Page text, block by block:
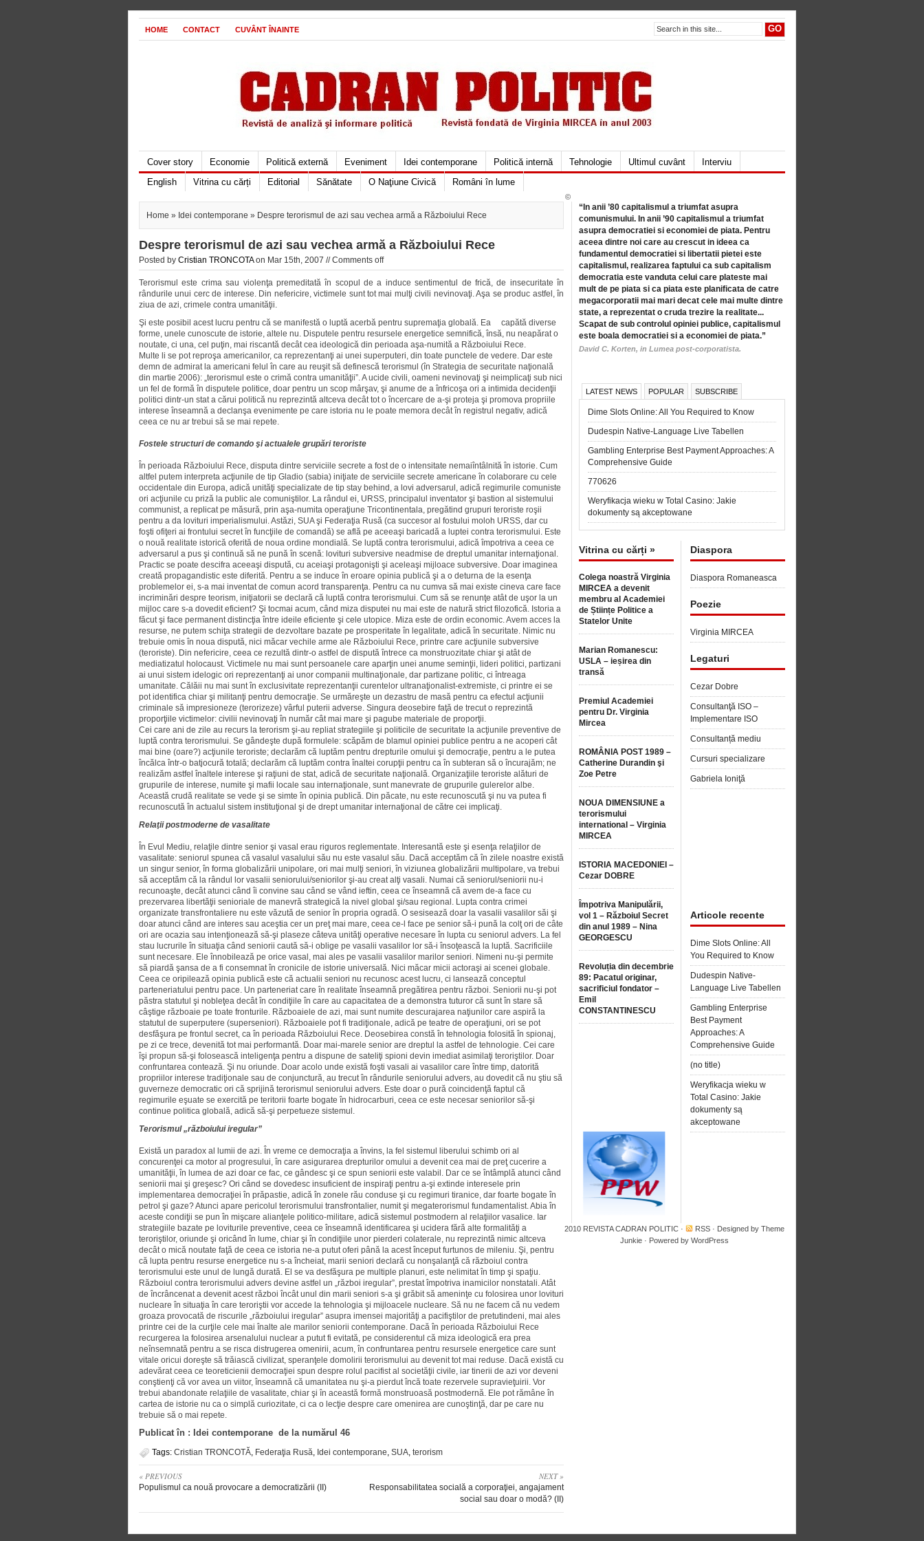
HOME CONTACT CUVÂNT ÎNAINTE
Cover story Economie Politică externă Eveniment Idei contemporane Politică internă Tehnologie Ultimul cuvânt
Interviu
English
Vitrina cu cărți Editorial Sănătate O Naţiune Civică Români în lume
Home » Idei contemporane » Despre terorismul de azi sau vechea armă a Războiului Rece
Despre terorismul de azi sau vechea armă a Războiului Rece
Posted by Cristian TRONCOTAon Mar 15th, 2007 //Comments off
Terorismul este crima sau violenţa premeditată în scopul de a induce sentimentul de frică, de insecuritate în
rândurile unui cerc de interese. Din nefericire, victimele sunt tot mai mulţi civili nevinovaţi. Aşa se produc astfel, în
ziua de azi, crimele contra umanităţii.
Şi este posibil acest lucru pentru că se manifestă o luptă acerbă pentru supremaţia globală. Ea capătă diverse
forme, unele cunoscute de istorie, altele nu. Disputele pentru resursele energetice semnifică, însă, nu neapărat o
noutate, ci una, cel puţin, mai riscantă decât cea ideologică din perioada aşa-numită a Războiului Rece.
Multe li se pot reproşa americanilor, ca reprezentanţi ai unei superputeri, din toate punctele de vedere. Dar este
demn de admirat la americani felul în care au reuşit să definescă terorismul (în Strategia de securitate naţională
din martie 2006): „terorismul este o crimă contra umanităţii”. A ucide civili, oameni nevinovaţi şi neimplicaţi sub nici
un fel de formă în disputele politice, doar pentru un scop mârşav, şi anume de a înfricoşa ori a intimida decidenţii
politici dintr-un stat a cărui politică nu reprezintă altceva decât tot o încercare de a-şi proteja şi promova propriile
interese înseamnă a declanşa evenimente pe care istoria nu le poate memora decât în registrul negativ, adică
ceea ce nu ar trebui să se mai repete.
Fostele structuri de comando şi actualele grupări teroriste
În perioada Războiului Rece, disputa dintre serviciile secrete a fost de o intensitate nemaiîntâlnită în istorie. Cum
altfel putem interpreta acţiunile de tip Gladio (sabia) iniţiate de serviciile secrete americane în colaborare cu cele
occidentale din Europa, adică unităţi specializate de tip stay behind, a lovi adversarul, adică regimurile comuniste
ori acţiunile cu priză la public ale comuniştilor. La rândul ei, URSS, principalul inventator şi bastion al sistemului
communist, a replicat pe măsură, prin aşa-numita operaţiune Tricontinentala, pregătind grupuri teroriste roşii
pentru a da lovituri imperialismului. Astăzi, SUA şi Federaţia Rusă (ca succesor al fostului moloh URSS, dar cu
foşti ofiţeri ai frontului secret în funcţiile de comandă) se află pe aceeaşi baricadă a luptei contra terorismului. Este
o nouă realitate istorică oferită de noua ordine mondială. Se luptă contra terorismului, adică împotriva a ceea ce
adversarul a pus şi continuă să ne pună în scenă: lovituri subversive neadmise de dreptul umanitar internaţional.
Practic se poate descifra aceeaşi dispută, cu aceiaşi protagonişti şi aceleaşi mijloace subversive. Doar imaginea
creată propagandistic este diferită. Pentru a se induce în eroare opinia publică şi a o deturna de la esenţa
problemelor ei, s-a mai inventat de comun acord transparenţa. Pentru ca nu cumva să mai existe cineva care face
incriminări despre teorism, iniţiatorii se declară că luptă contra terorismului. Cum să se renunţe atât de uşor la un
mijloc care s-a dovedit eficient? Şi tocmai acum, când miza disputei nu mai este de natură strict filozofică. Istoria a
făcut şi face permanent distincţia între ideile eficiente şi cele utopice. Miza este de ordin economic. Avem acces la
resurse, ne putem schiţa strategii de dezvoltare bazate pe prosperitate în legalitate, adică în securitate. Nimic nu
trebuie omis în noua dispută, nici măcar vechile arme ale Războiului Rece, printre care acţiunile subversive
(teroriste). Din nefericire, ceea ce rezultă dintr-o astfel de dispută întrece ca monstruozitate chiar şi atât de
mediatizatul holocaust. Victimele nu mai sunt persoanele care aparţin unei anume seminţii, lideri politici, partizani
ai unui sistem idelogic ori reprezentanţi ai unor companii multinaţionale, dar partizane politic, ci întreaga
umanitate. Călăii nu mai sunt în exclusivitate reprezentanţii curentelor ultranaţionalist-extremiste, ci printre ei se
pot identifica chiar şi militanţi pentru democraţie. Se urmăreşte un dezastru de masă pentru ca efectul acţiunii
criminale să impresioneze (terorizeze) vârful puterii adverse. Singura deosebire faţă de trecut o reprezintă
proporţiile victimelor: civilii nevinovaţi în număr cât mai mare şi pagube materiale de proporţii.
Cei care ani de zile au recurs la terorism şi-au repliat strategiile şi politicile de securitate la acţiunile preventive de
luptă contra terorismului. Se gândeşte după formulele: scăpăm de blamul opiniei publice pentru a ne acoperi cât
mai bine (oare?) acţiunile teroriste; declarăm că luptăm pentru drepturile omului şi democraţie, pentru a le putea
încălca într-o batjocură totală; declarăm că luptăm contra înaltei corupţii pentru ca în subteran să o încurajăm; ne
realizăm astfel înaltele interese şi raţiuni de stat, adică de securitate naţională. Organizaţiile teroriste alături de
grupurile de interese, numite şi mafii locale sau internaţionale, sunt manevrate de grupurile gulerelor albe.
Această crudă realitate se vede şi se simte în opinia publică. Din păcate, nu este recunoscută şi nu va putea fi
recunoscută în actualul sistem instituţional şi de drept umanitar internaţional de către cei implicaţi.
Relaţii postmoderne de vasalitate
În Evul Mediu, relaţile dintre senior şi vasal erau riguros reglementate. Interesantă este şi esenţa relaţiilor de
vasalitate: seniorul spunea că vasalul vasalului său nu este vasalul său. Dacă acceptăm că în zilele noastre există
un singur senior, în forma globalizării unipolare, ori mai mulţi seniori, în viziunea globalizării multipolare, va trebui
să acceptăm că la rândul lor vasalii seniorului/seniorilor şi-au creat alţi vasali. Numai că seniorul/seniorii nu-i
recunoaşte, decât atunci când îi convine sau când se vând ieftin, ceea ce înseamnă că avem de-a face cu
prezervarea libertăţii senioriale de manevră strategică la nivel global şi/sau regional. Lupta contra crimei
organizate transfrontaliere nu este văzută de senior în propria ogradă. O sesisează doar la vasalii vasalilor săi şi
doar atunci când are interes sau aceştia cer un preţ mai mare, ceea ce-l face pe senior să-i pună la colţ ori de câte
ori are ocazia sau intenţionează să-şi plaseze câteva unităţi operative necesare în lupta cu seniorul advers. La fel
stau lucrurile în situaţia când seniorii caută să-i oblige pe vasalii vasalilor lor să-i însoţească la luptă. Sacrificiile
sunt necesare. Ele înnobilează pe orice vasal, mai ales pe vasalii vasalilor marilor seniori. Nimeni nu-şi permite
să piardă şansa de a fi consemnat în cronicile de istorie universală. Nici măcar micii actoraşi ai scenei globale.
Ceea ce oripilează opinia publică este că actualii seniori nu recunosc acest lucru, ci lansează conceptul
parteneriatului pentru pace. Un parteneriat care în realitate înseamnă pregătirea pentru război. Seniorii nu-şi pot
păstra statutul şi nobleţea decât în condiţiile în care au capacitatea de a demonstra tuturor că sunt în stare să
câştige războaie pe toate fronturile. Războaiele de azi, mai sunt numite descurajarea naţiunilor care aspiră la
statutul de superputere (superseniori). Războaiele pot fi tradiţionale, adică pe teatre de operaţiuni, ori se pot
desfăşura pe frontul secret, ca în perioada Războiului Rece. Deosebirea constă în tehnologia folosită în spionaj,
pe zi ce trece, devenită tot mai performantă. Doar mai-marele senior are dreptul la astfel de tehnologie. Cei care
îşi propun să-şi folosească inteligenţa pentru a dispune de sateliţi spioni devin imediat asimilaţi teroriştilor. Doar
confruntarea contează. Şi nu oriunde. Doar acolo unde există foşti vasali ai vasalilor care între timp, datorită
propriilor interese tradiţionale sau de conjunctură, au trecut în rândurile seniorului advers, au dovedit că nu ştiu să
guverneze democratic ori că sprijină terorismul seniorului advers. Este doar o pură coincidenţă faptul că
regimurile eşuate se exercită pe teritorii foarte bogate în hidrocarburi, ceea ce este necesar seniorilor să-şi
continue politica globală, adică să-şi perpetueze sistemul.
Terorismul „războiului iregular”
Există un paradox al lumii de azi. În vreme ce democraţia a învins, la fel sistemul liberului schimb ori al
concurenţei ca motor al progresului, în care asigurarea drepturilor omului a devenit cea mai de preţ cucerire a
umanităţii, în lumea de azi doar ce fac, ce gândesc şi ce spun seniorii este valabil. Dar ce se întâmplă atunci când
seniorii mai şi greşesc? Ori când se dovedesc insuficient de inspiraţi pentru a-şi extinde interesele prin
implementarea democraţiei în prăpastie, adică în zonele rău conduse şi cu regimuri tiranice, dar foarte bogate în
petrol şi gaze? Atunci apare pericolul terorismului transfrontalier, numit şi megaterorismul fundamentalist. Abia în
aceste condiţii se pun în mişcare alianţele politico-militare, adică sistemul postmodern al relaţiilor vasalice. Iar
strategiile bazate pe loviturile preventive, ceea ce înseamnă identificarea şi ucidera fără alte formalităţi a
teroriştilor, oriunde şi oricând în lume, chiar şi în condiţiile unor pierderi colaterale, nu reprezintă nimic altceva
decât o mică noutate faţă de ceea ce istoria ne-a putut oferi până la acest început furtunos de mileniu. Şi, pentru
că lupta pentru resurse energetice nu s-a încheiat, marii seniori declară cu nonşalanţă că războiul contra
terorismului este unul de lungă durată. El se va desfăşura pe multiple planuri, este nelimitat în timp şi spaţiu.
Războiul contra terorismului advers devine astfel un „război iregular”, prestat împotriva inamicilor nonstatali. Atât
de încrâncenat a devenit acest război încât unul din marii seniori s-a şi grăbit să ameninţe cu folosirea unor lovituri
nucleare în situaţia în care teroriştii vor accede la tehnologia şi mijloacele nucleare. Să nu ne facem că nu vedem
groaza provocată de riscurile „războiului iregular” asupra imensei majorităţi a pacifiştilor de pretutindeni, mai ales
printre cei de la curţile cele mai înalte ale marilor seniorii contemporane. Dacă în perioada Războiului Rece
recurgerea la folosirea arsenalului nuclear a putut fi evitată, pe considerentul că miza ideologică era prea
neînsemnată pentru a se risca distrugerea omenirii, acum, în confruntarea pentru resursele energetice care sunt
vitale oricui doreşte să trăiască civilizat, speranţele domolirii terorismului au devenit tot mai reduse. Dacă există cu
adevărat ceea ce teoreticienii democraţiei spun despre rolul pacifist al societăţii civile, iar tinerii de azi vor deveni
conştienţi că vor avea un viitor, înseamnă că umanitatea nu şi-a pierdut încă toate rezervele supravieţuirii. Vor
trebui abandonate relaţiile de vasalitate, chiar şi în această formă monstruoasă postmodernă. Ele pot rămâne în
cartea de istorie nu ca o simplă curiozitate, ci ca o lecţie despre care omenirea are cunoştinţă, dar pe care nu
trebuie să o mai repete.
Publicat în : Idei contemporane de la numărul 46
Tags: Cristian TRONCOTĂ, Federaţia Rusă, Idei contemporane, SUA, terorism
« PREVIOUS
Populismul ca nouă provocare a democratizării (II)
NEXT »
Responsabilitatea socială a corporaţiei, angajament
social sau doar o modă? (II)
“In anii ’80 capitalismul a triumfat asupra
comunismului. In anii ’90 capitalismul a triumfat
asupra democratiei si economiei de piata. Pentru
aceea dintre noi care au crescut in ideea ca
fundamentul democratiei si libertatii pietei este
capitalismul, realizarea faptului ca sub capitalism
democratia este vanduta celui care plateste mai
mult de pe piata si ca piata este planificata de catre
megacorporatii mai mari decat cele mai multe dintre
state, a reprezentat o cruda trezire la realitate...
Scapat de sub controlul opiniei publice, capitalismul
este boala democratiei si a economiei de piata.”
David C. Korten, in Lumea post-corporatista.
LATEST NEWS POPULAR SUBSCRIBE
Dime Slots Online: All You Required to Know
Dudespin Native-Language Live Tabellen
Gambling Enterprise Best Payment Approaches: A
Comprehensive Guide
770626
Weryfikacja wieku w Total Casino: Jakie
dokumenty są akceptowane
Vitrina cu cărți »
Colega noastră Virginia
MIRCEA a devenit
membru al Academiei
de Științe Politice a
Statelor Unite
Marian Romanescu:
USLA – ieșirea din
transă
Premiul Academiei
pentru Dr. Virginia
Mircea
ROMÂNIA POST 1989 –
Catherine Durandin şi
Zoe Petre
NOUA DIMENSIUNE a
terorismului
international – Virginia
MIRCEA
ISTORIA MACEDONIEI –
Cezar DOBRE
Împotriva Manipulării,
vol 1 – Războiul Secret
din anul 1989 – Nina
GEORGESCU
Revoluția din decembrie
89: Pacatul originar,
sacrificiul fondator –
Emil
CONSTANTINESCU
Diaspora
Diaspora Romaneasca
Poezie
Virginia MIRCEA
Legaturi
Cezar Dobre
Consultanţă ISO –
Implementare ISO
Consultanță mediu
Cursuri specializare
Gabriela Ioniţă
Articole recente
Dime Slots Online: All
You Required to Know
Dudespin Native-
Language Live Tabellen
Gambling Enterprise
Best Payment
Approaches: A
Comprehensive Guide
(no title)
Weryfikacja wieku w
Total Casino: Jakie
dokumenty są
akceptowane
©
2010 REVISTA CADRAN POLITIC · RSS · Designed by Theme
Junkie · Powered by WordPress